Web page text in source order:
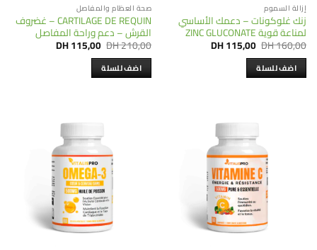
إزالة السموم
زنك غلوكونات – دعمك الأساسي
لمناعة قوية ZINC GLUCONATE
DH160,00
Original
price
was:
DH 160,00.
DH115,00
Current
price
اضف للسلة
صحة العظام والمفاصل
CARTILAGE DE REQUIN – غضروف
القرش – دعم وراحة المفاصل
DH210,00
Original
price
was:
DH 210,00.
DH115,00
Current
price
اضف للسلة